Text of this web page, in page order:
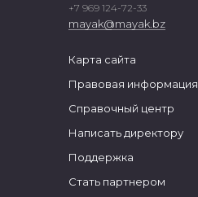
+7 969 124-72-33
mayak@mayak.bz
Карта сайта
Правовая информация
Справочный центр
Написать директору
Поддержка
Стать партнером